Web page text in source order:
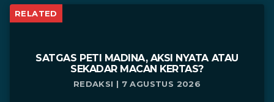
RELATED
SATGAS PETI MADINA, AKSI NYATA ATAU
SEKADAR MACAN KERTAS?
REDAKSI | 7 AGUSTUS 2026